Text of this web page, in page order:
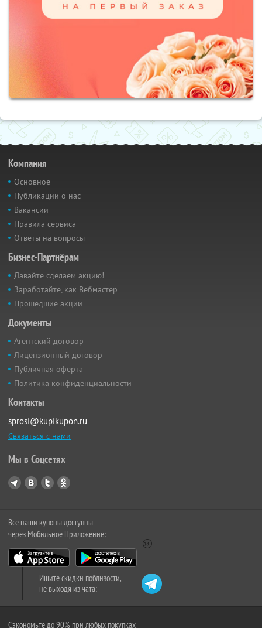
Компания
Основное
Публикации о нас
Вакансии
Правила сервиса
Ответы на вопросы
Бизнес-Партнёрам
Давайте сделаем акцию!
Заработайте, как Вебмастер
Прошедшие акции
Документы
Агентский договор
Лицензионный договор
Публичная оферта
Политика конфиденциальности
Контакты
sprosi@kupikupon.ru
Связаться с нами
Мы в Соцсетях
Все наши купоны доступны
через Мобильное Приложение:
Ищите скидки поблизости,
не выходя из чата:
Сэкономьте до 90% при любых покупках